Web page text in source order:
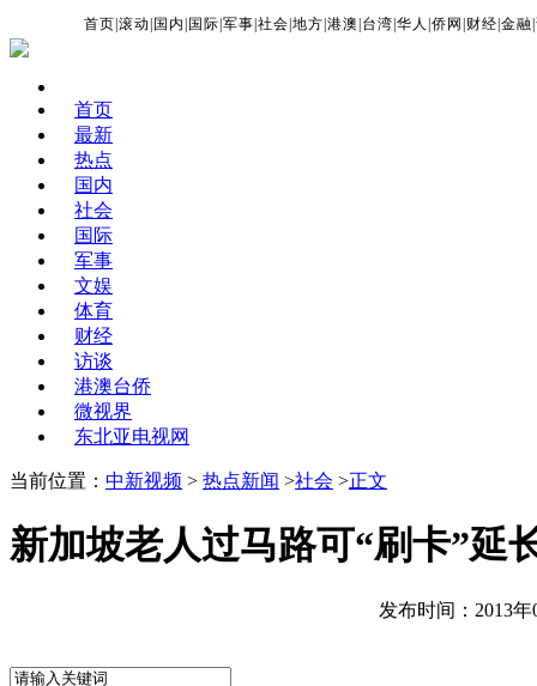
首页 |滚动 国内 国际 |军事 |社会 |地方 |港澳 台湾 |华人 |侨网 财经 |金融 |
首页
最新
热点
国内
社会
国际
军事
文娱
体育
财经
访谈
港澳台侨
微视界
东北亚电视网
当前位置： 中新视频 > 热点新闻 >社会 >正文
新加坡老人过马路可“刷卡”延
发布时间：2013年